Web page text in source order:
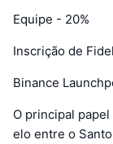
Equipe - 20%
Inscrição de
Binance
O principal
elo entre o